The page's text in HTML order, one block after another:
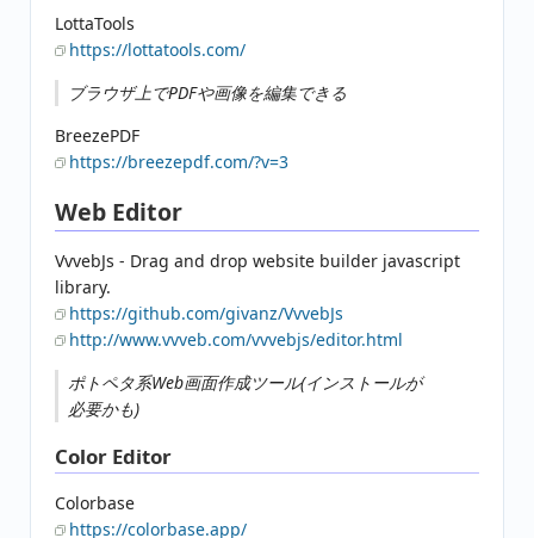
LottaTools
https://lottatools.com/
ブラウザ上でPDFや画像を編集できる
BreezePDF
https://breezepdf.com/?v=3
Web Editor
VvvebJs - Drag and drop website builder javascript
library.
https://github.com/givanz/VvvebJs
http://www.vvveb.com/vvvebjs/editor.html
ポトペタ系Web画面作成ツール(インストールが
必要かも)
Color Editor
Colorbase
https://colorbase.app/